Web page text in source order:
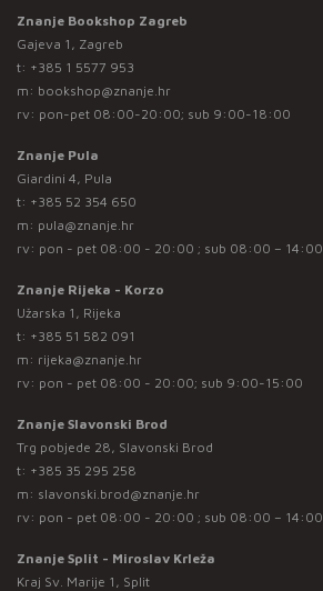
Znanje Bookshop Zagreb
Gajeva 1, Zagreb
t: +385 1 5577 953
m: bookshop@znanje.hr
rv: pon-pet 08:00-20:00; sub 9:00-18:00
Znanje Pula
Giardini 4, Pula
t: +385 52 354 650
m: pula@znanje.hr
rv: pon - pet 08:00 - 20:00 ; sub 08:00 – 14:00
Znanje Rijeka - Korzo
Užarska 1, Rijeka
t: +385 51 582 091
m: rijeka@znanje.hr
rv: pon - pet 08:00 - 20:00; sub 9:00-15:00
Znanje Slavonski Brod
Trg pobjede 28, Slavonski Brod
t: +385 35 295 258
m: slavonski.brod@znanje.hr
rv: pon - pet 08:00 - 20:00 ; sub 08:00 – 14:00
Znanje Split - Miroslav Krleža
Kraj Sv. Marije 1, Split